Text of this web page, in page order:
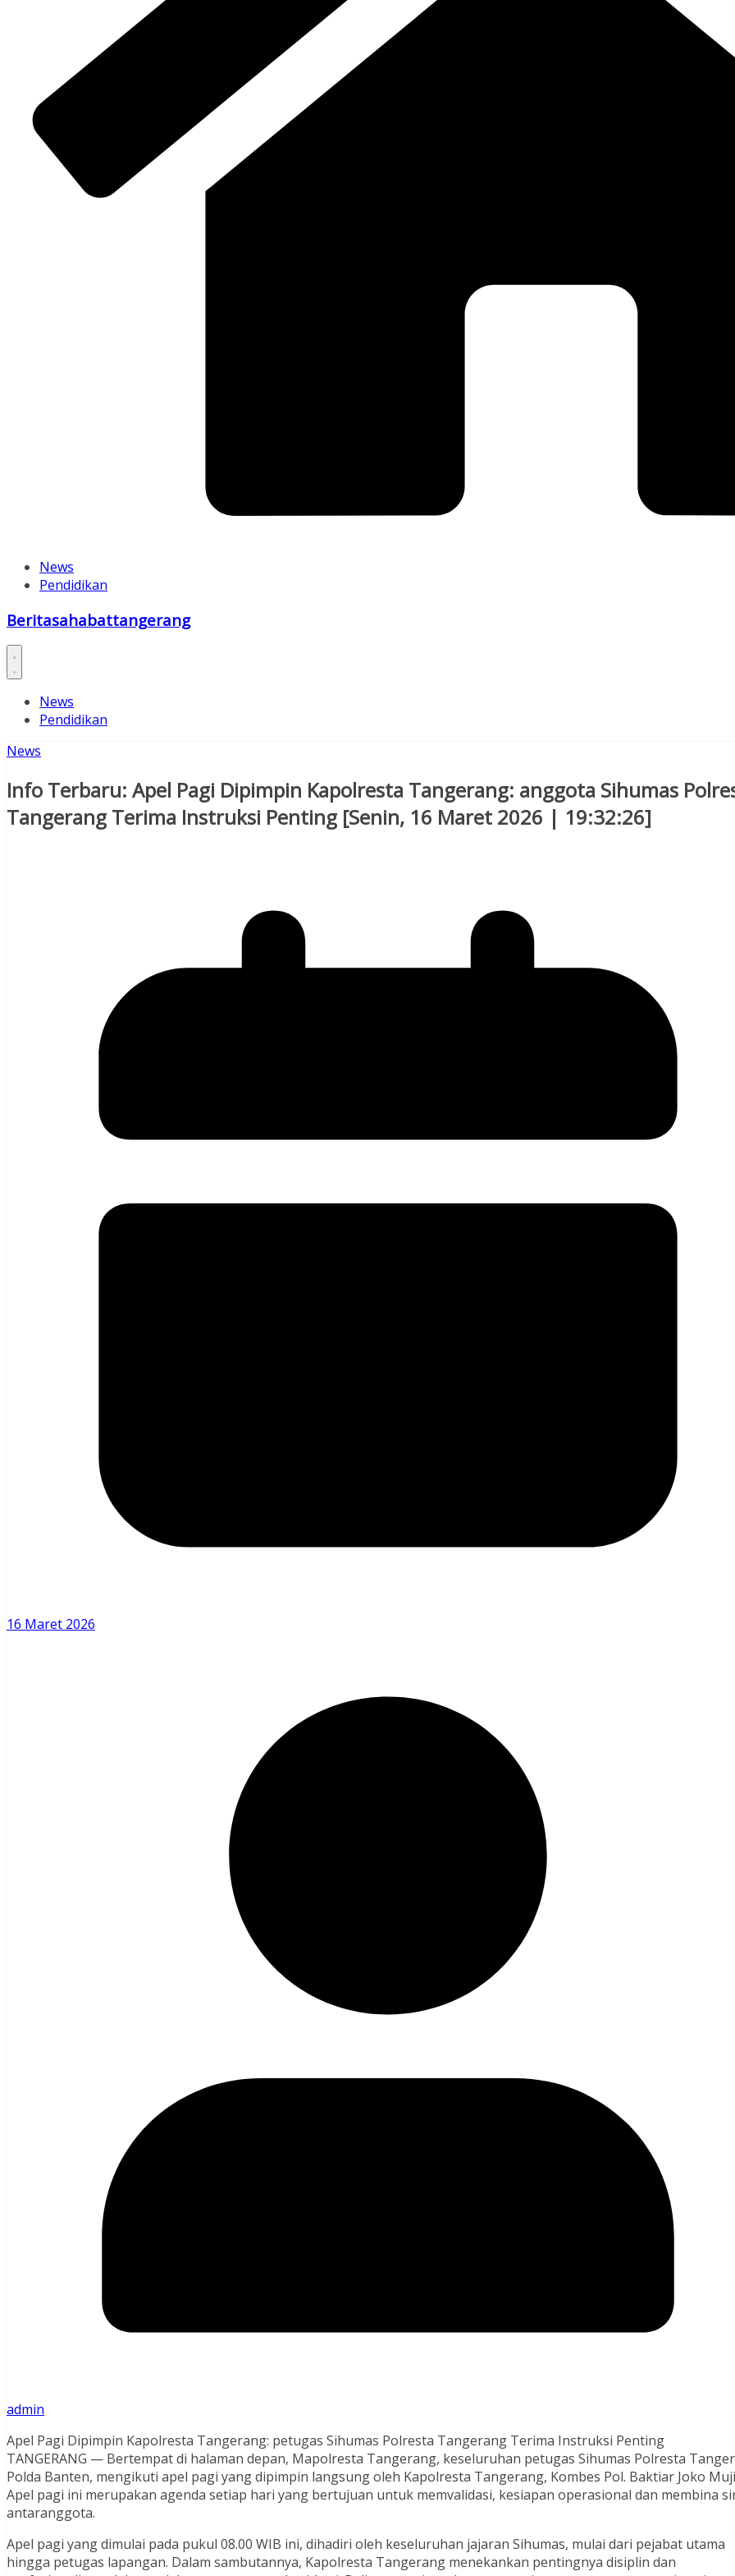
News
Pendidikan
Beritasahabattangerang
News
Pendidikan
News
Info Terbaru: Apel Pagi Dipimpin Kapolresta Tangerang: anggota Sihumas
Tangerang Terima Instruksi Penting [Senin, 16 Maret 2026 | 19:32:26]
16 Maret 2026
admin
Apel Pagi Dipimpin Kapolresta Tangerang: petugas Sihumas Polresta Tangerang Terima Instruksi Penting
TANGERANG — Bertempat di halaman depan, Mapolresta Tangerang, keseluruhan petugas Sihumas Polresta
Polda Banten, mengikuti apel pagi yang dipimpin langsung oleh Kapolresta Tangerang, Kombes Pol. Baktiar Joko
Apel pagi ini merupakan agenda setiap hari yang bertujuan untuk memvalidasi, kesiapan operasional dan membina
antaranggota.
Apel pagi yang dimulai pada pukul 08.00 WIB ini, dihadiri oleh keseluruhan jajaran Sihumas, mulai dari pejabat utama
hingga petugas lapangan. Dalam sambutannya, Kapolresta Tangerang menekankan pentingnya disiplin dan